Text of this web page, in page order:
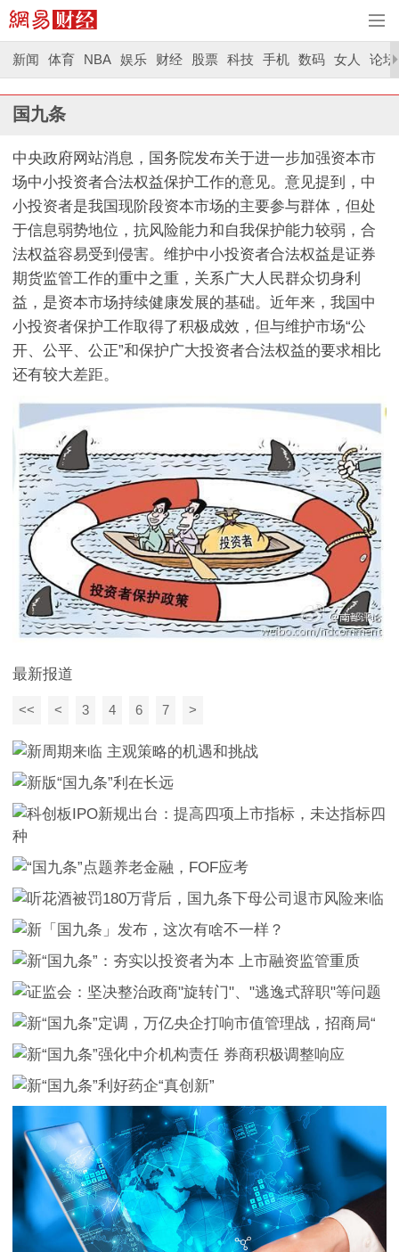
新闻 体育 NBA 娱乐 财经 股票 科技 手机 数码 女人 论坛
国九条
中央政府网站消息，国务院发布关于进一步加强资本市
场中小投资者合法权益保护工作的意见。意见提到，中
小投资者是我国现阶段资本市场的主要参与群体，但处
于信息弱势地位，抗风险能力和自我保护能力较弱，合
法权益容易受到侵害。维护中小投资者合法权益是证券
期货监管工作的重中之重，关系广大人民群众切身利
益，是资本市场持续健康发展的基础。近年来，我国中
小投资者保护工作取得了积极成效，但与维护市场“公
开、公平、公正”和保护广大投资者合法权益的要求相比
还有较大差距。
最新报道
<< < 3 4 6 7 >